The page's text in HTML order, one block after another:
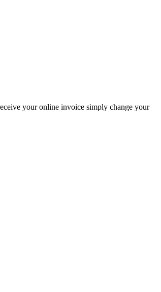
your online invoice simply change your